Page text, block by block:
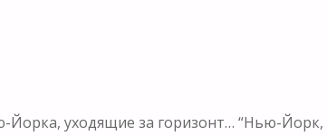
уходящие за горизонт… “Нью-